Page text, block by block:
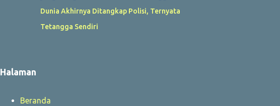
Dunia Akhirnya Ditangkap Polisi, Ternyata
Tetangga Sendiri
Halaman
Beranda